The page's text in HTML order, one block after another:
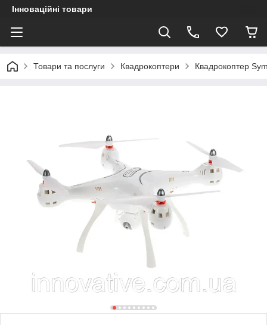
Інноваційні товари
Товари та послуги Квадрокоптери Квадрокоптер